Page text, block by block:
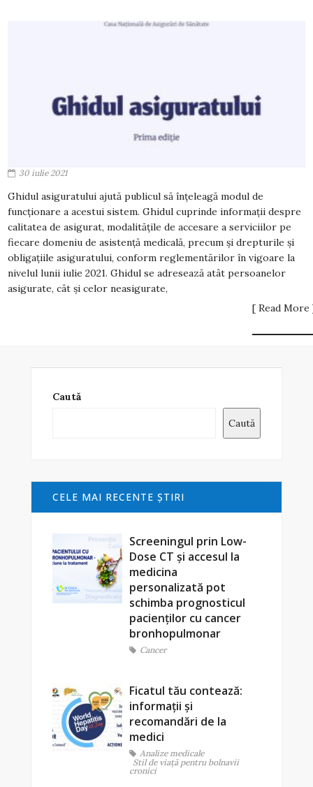
30 iulie 2021
Ghidul asiguratului ajută publicul să înţeleagă modul de
funcţionare a acestui sistem. Ghidul cuprinde informaţii despre
calitatea de asigurat, modalităţile de accesare a serviciilor pe
fiecare domeniu de asistenţă medicală, precum și drepturile şi
obligaţiile asiguratului, conform reglementărilor în vigoare la
nivelul lunii iulie 2021. Ghidul se adresează atât persoanelor
asigurate, cât şi celor neasigurate,
[ Read More
Caută
Caută
CELE MAI RECENTE ŞTIRI
Screeningul prin Low-
Dose CT și accesul la
medicina
personalizată pot
schimba prognosticul
pacienților cu cancer
bronhopulmonar
Cancer
Ficatul tău contează:
informații și
recomandări de la
medici
Analize medicale
Stil de viaţă pentru bolnavii
cronici